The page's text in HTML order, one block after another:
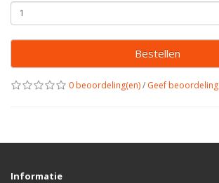
Bestellen
0 beoordeling(en)/ Geef beoordeling
Informatie